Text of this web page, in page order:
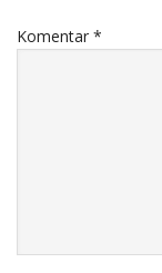
Komentar *